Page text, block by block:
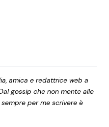
amica e redattrice web a
gossip che non mente alle
per me scrivere è